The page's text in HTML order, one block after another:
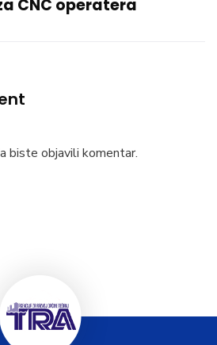
CNC operatera
biste objavili komentar.